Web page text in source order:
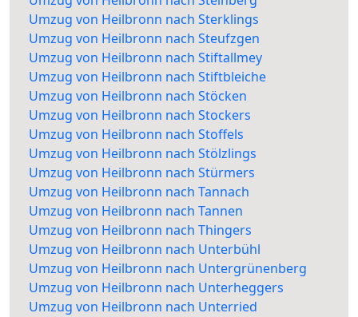
Umzug von Heilbronn nach Sterklings
Umzug von Heilbronn nach Steufzgen
Umzug von Heilbronn nach Stiftallmey
Umzug von Heilbronn nach Stiftbleiche
Umzug von Heilbronn nach Stöcken
Umzug von Heilbronn nach Stockers
Umzug von Heilbronn nach Stoffels
Umzug von Heilbronn nach Stölzlings
Umzug von Heilbronn nach Stürmers
Umzug von Heilbronn nach Tannach
Umzug von Heilbronn nach Tannen
Umzug von Heilbronn nach Thingers
Umzug von Heilbronn nach Unterbühl
Umzug von Heilbronn nach Untergrünenberg
Umzug von Heilbronn nach Unterheggers
Umzug von Heilbronn nach Unterried